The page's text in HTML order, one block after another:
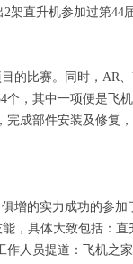
架直升机参加过第44
的比赛。同时，AR
，其中一项便是飞
成部件安装及修复
增的实力成功的参
，具体大致包括：直
人员提道：飞机之